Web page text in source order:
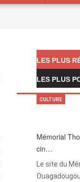
LES PLUS
LES PLUS
Mémorial
cin…
Le site du
Ouagadougou
CULTURE